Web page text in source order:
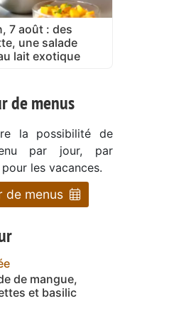
7 août : des
une salade
lait exotique
de menus
la possibilité de
par jour, par
les vacances.
de menus
de mangue,
et basilic